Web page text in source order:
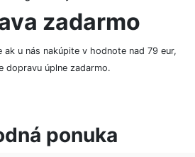
zadarmo
ak u nás nakúpite v hodnote nad 79 eur,
dopravu úplne zadarmo.
ponuka